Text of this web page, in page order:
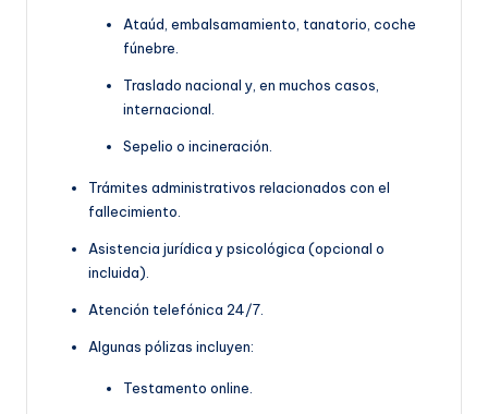
Ataúd, embalsamamiento, tanatorio, coche
fúnebre.
Traslado nacional y, en muchos casos,
internacional.
Sepelio o incineración.
Trámites administrativos relacionados con el
fallecimiento.
Asistencia jurídica y psicológica (opcional o
incluida).
Atención telefónica 24/7.
Algunas pólizas incluyen:
Testamento online.